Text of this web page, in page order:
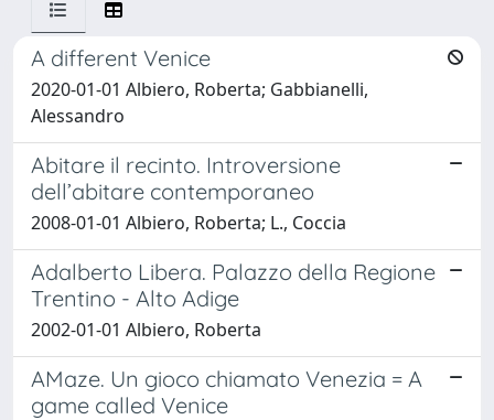
A different Venice
2020-01-01 Albiero, Roberta; Gabbianelli,
Alessandro
Abitare il recinto. Introversione
dell’abitare contemporaneo
2008-01-01 Albiero, Roberta; L., Coccia
Adalberto Libera. Palazzo della Regione
Trentino - Alto Adige
2002-01-01 Albiero, Roberta
AMaze. Un gioco chiamato Venezia = A
game called Venice